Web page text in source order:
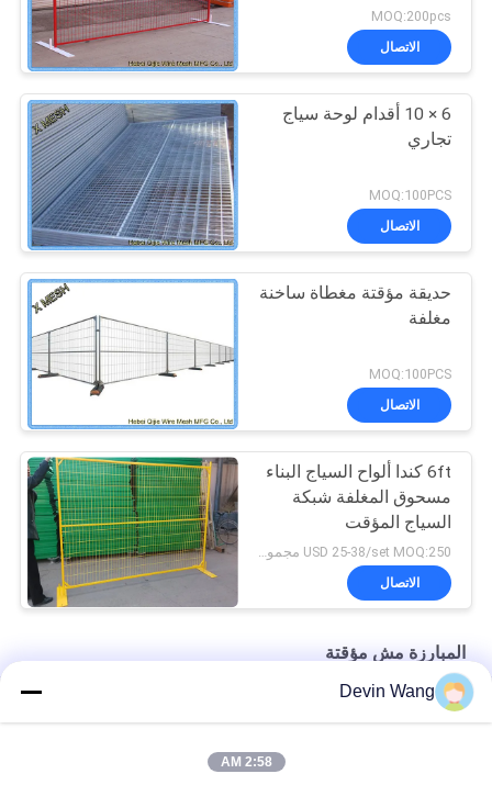
8FT X 10FT لوحة شبكة
MOQ:200pcs
الاتصال
6 × 10 أقدام لوحة سياج
تجاري
MOQ:100PCS
الاتصال
حديقة مؤقتة مغطاة ساخنة
مغلفة
MOQ:100PCS
الاتصال
6ft كندا ألواح السياج البناء
مسحوق المغلفة شبكة
السياج المؤقت
USD 25-38/set MOQ:250 مجموعة
الاتصال
المبارزة مش مؤقتة
سياج سلكي مؤقت
Devin Wang
2:58 AM